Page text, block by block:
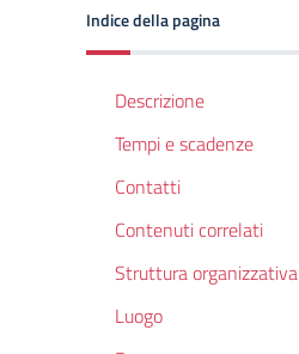
Indice della pagina
Descrizione
Tempi e scadenze
Contatti
Contenuti correlati
Struttura organizzativa
Luogo